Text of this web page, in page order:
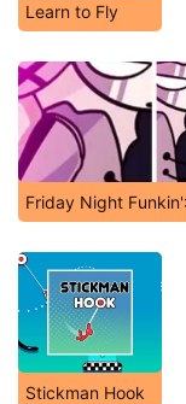
Learn to Fly
Friday Night
Stickman Hook